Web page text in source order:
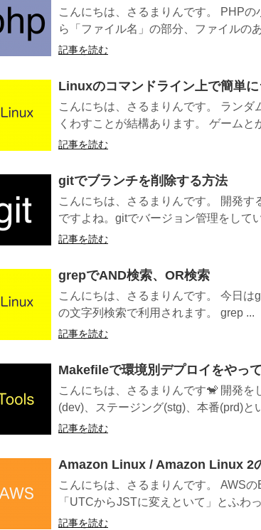
こんにちは、さるまりんです。 PHP
ら「ファイル名」の部分、ファイルの
記事を読む
Linuxのコマンドライン上で簡単
こんにちは、さるまりんです。 ラン
くわすことが結構あります。 ゲームと
記事を読む
gitでブランチを削除する方法
こんにちは、さるまりんです。 開発
ですよね。gitでバージョン管理をして
記事を読む
grepでAND検索、OR検索
こんにちは、さるまりんです。 今日
の文字列検索で利用されます。 grep ...
記事を読む
Makefileで環境別デプロイをやっ
こんにちは、さるまりんです🐒 開発
(dev)、ステージング(stg)、本番(prd)と
記事を読む
Amazon Linux / Amazon Linux 2
こんにちは、さるまりんです。 AWS
「UTCからJSTに変えといて」とふわ
記事を読む